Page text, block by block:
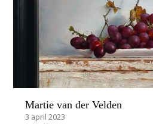
Martie van der Velden
3 april 2023